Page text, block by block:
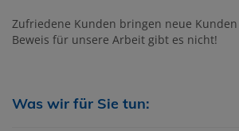
Zufriedene Kunden bringen neue
Beweis für unsere Arbeit gibt es nicht!
Was wir für Sie tun: